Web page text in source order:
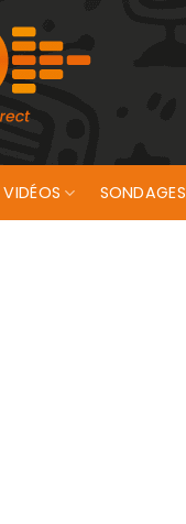
SONDAGES
à Saint-Urchaut